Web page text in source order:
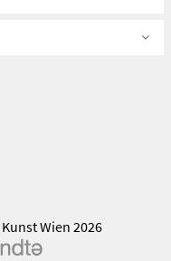
Wien 2026